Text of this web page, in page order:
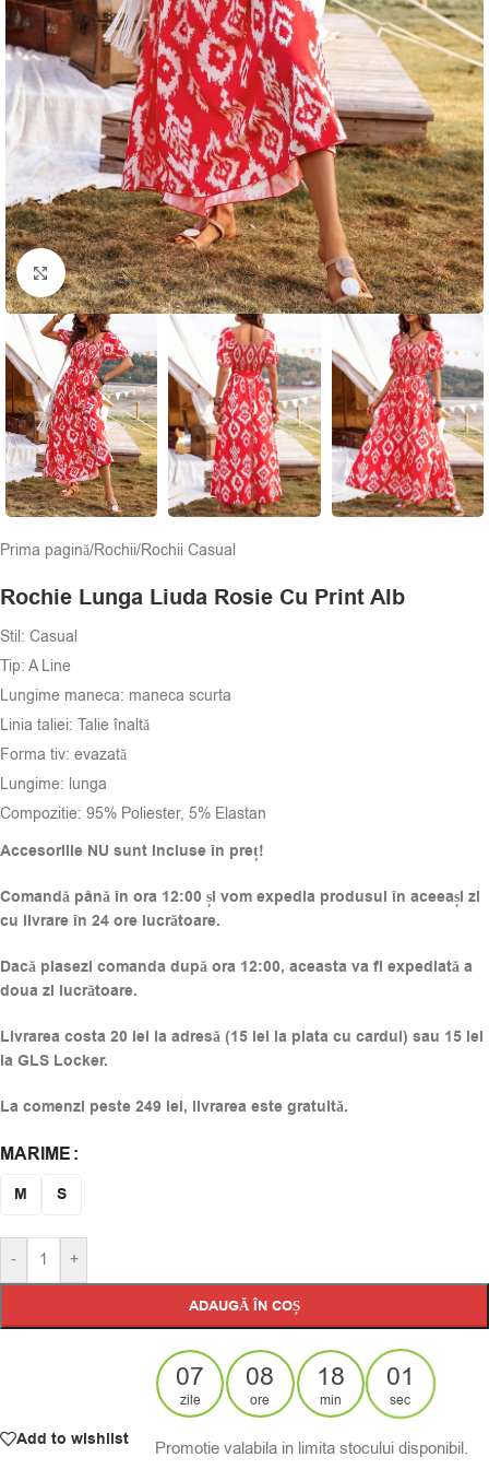
Click to enlarge
Prima pagină/Rochii/Rochii Casual
Rochie Lunga Liuda Rosie Cu Print Alb
Stil: Casual
Tip: A Line
Lungime maneca: maneca scurta
Linia taliei: Talie înaltă
Forma tiv: evazată
Lungime: lunga
Compozitie: 95% Poliester, 5% Elastan
Accesoriile NU sunt incluse în preț!
Comandă până în ora 12:00 și vom expedia produsul în aceeași zi
cu livrare în 24 ore lucrătoare.
Dacă plasezi comanda după ora 12:00, aceasta va fi expediată a
doua zi lucrătoare.
Livrarea costa 20 lei la adresă (15 lei la plata cu cardul) sau 15 lei
la GLS Locker.
La comenzi peste 249 lei, livrarea este gratuită.
MARIME
M S
- +
ADAUGĂ ÎN COȘ
Alternative:
Add to wishlist
07
zile
08
ore
18
min
01
sec
Promotie valabila in limita stocului disponibil.